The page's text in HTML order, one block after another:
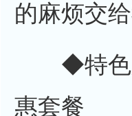
的麻烦交
◆特色
惠套餐